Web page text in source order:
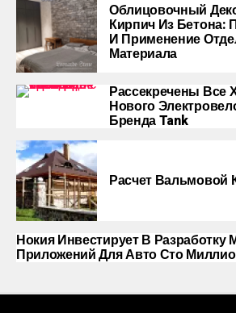
Облицовочный
Кирпич Из Бетона:
И Применение
Материала
Рассекречены Все
Нового
Бренда Tank
Расчет
Нокия Инвестирует В
Приложений Для Авто Сто